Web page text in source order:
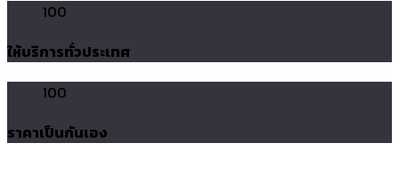
100
ให้บริการทั่วประเทศ
100
ราคาเป็นกันเอง